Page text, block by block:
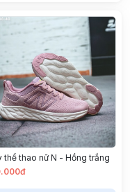
thể thao nữ N - Hồng trắng